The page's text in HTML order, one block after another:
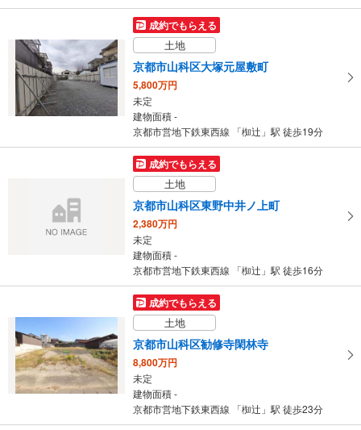
成約でもらえる
土地
京都市山科区大塚元屋敷町
5,800万円
未定
建物面積 -
京都市営地下鉄東西線 「椥辻」駅 徒歩19分
成約でもらえる
土地
京都市山科区東野中井ノ上町
2,380万円
未定
建物面積 -
京都市営地下鉄東西線 「椥辻」駅 徒歩16分
成約でもらえる
土地
京都市山科区勧修寺閑林寺
8,800万円
未定
建物面積 -
京都市営地下鉄東西線 「椥辻」駅 徒歩23分